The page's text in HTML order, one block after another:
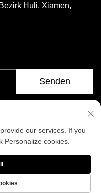
Huli, Xiamen,
Senden
Co., Ltd. Alle Rechte
Sie uns
our services. If you
Personalize cookies.